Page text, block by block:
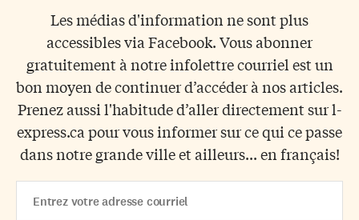
Les médias d'information ne sont plus
accessibles via Facebook. Vous abonner
gratuitement à notre infolettre courriel est un
bon moyen de continuer d’accéder à nos articles.
Prenez aussi l'habitude d’aller directement sur l-
express.ca pour vous informer sur ce qui ce passe
dans notre grande ville et ailleurs... en français!
Address